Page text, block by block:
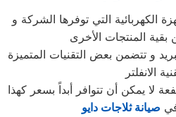
الكهربائية التي توفرها الشركة و
و تتضمن بعض التقنيات المتميزة
لا يمكن أن تتوافر أبداً بسعر كهذا
صيانة ثلاجات دايو